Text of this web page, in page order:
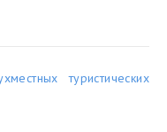
туристических